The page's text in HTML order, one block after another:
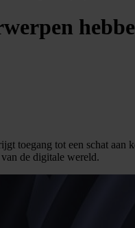
toegang tot een schat aan
de digitale wereld.